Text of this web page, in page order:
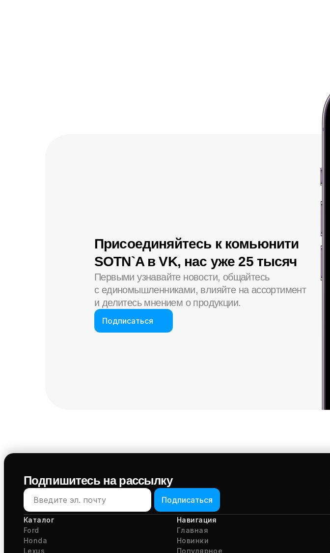
Присоединяйтесь к комьюнити
SOTN`A в VK, нас уже 25 тысяч
Первыми узнавайте новости, общайтесь
с единомышленниками, влияйте на ассортимент
и делитесь мнением о продукции.
Подписаться
Подпишитесь на рассылку
Подписаться
Каталог
Ford
Honda
Lexus
Навигация
Главная
Новинки
Популярное